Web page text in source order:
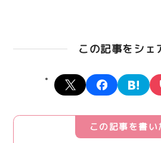
この記事をシェ
X facebook
この記事を書い